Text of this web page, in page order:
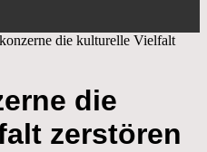
die kulturelle Vielfalt
die
zerstören